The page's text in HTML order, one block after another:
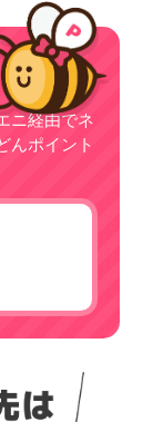
ニ経由でネ
んポイント